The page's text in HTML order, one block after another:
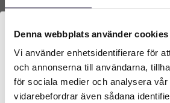
Denna webbplats använder cookies
Vi använder enhetsidentifierare för
och annonserna till användarna,
för sociala medier och analysera
vidarebefordrar även sådana
Lagerblad | Konstgjord
cm
Från:4249kr
Välkommen till
Vilken typ av kund är du? Du kan
längst upp på